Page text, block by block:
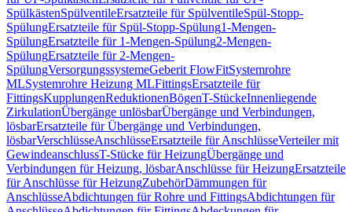
SpülkästenSpülventileErsatzteile für SpülventileSpül-Stopp-
SpülungErsatzteile für Spül-Stopp-Spülung1-Mengen-
SpülungErsatzteile für 1-Mengen-Spülung2-Mengen-
SpülungErsatzteile für 2-Mengen-
SpülungVersorgungssystemeGeberit FlowFitSystemrohre
MLSystemrohre Heizung MLFittingsErsatzteile für
FittingsKupplungenReduktionenBögenT-StückeInnenliegende
ZirkulationÜbergänge unlösbarÜbergänge und Verbindungen,
lösbarErsatzteile für Übergänge und Verbindungen,
lösbarVerschlüsseAnschlüsseErsatzteile für AnschlüsseVerteiler mit
GewindeanschlussT-Stücke für HeizungÜbergänge und
Verbindungen für Heizung, lösbarAnschlüsse für HeizungErsatzteile
für Anschlüsse für HeizungZubehörDämmungen für
AnschlüsseAbdichtungen für Rohre und FittingsAbdichtungen für